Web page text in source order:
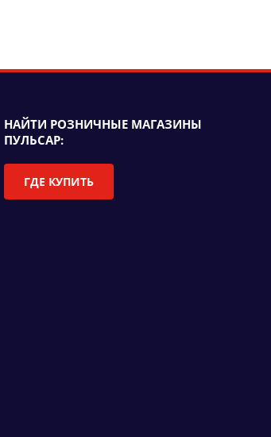
НАЙТИ РОЗНИЧНЫЕ МАГАЗИНЫ
ПУЛЬСАР:
ГДЕ КУПИТЬ